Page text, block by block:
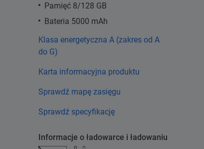
Pamięć 8/128 GB
Bateria 5000 mAh
Klasa energetyczna A (zakres od A
do G)
Karta informacyjna produktu
Sprawdź mapę zasięgu
Sprawdź specyfikację
Informacje o ładowarce i ładowaniu